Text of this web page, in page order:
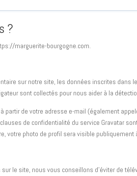
?
marguerite-bourgogne.com.
sur notre site, les données inscrites dans
sont collectés pour nous aider à la
partir de votre adresse e-mail (également
de confidentialité du service Gravatar
votre photo de profil sera visible publiquement
le site, nous vous conseillons d’éviter de